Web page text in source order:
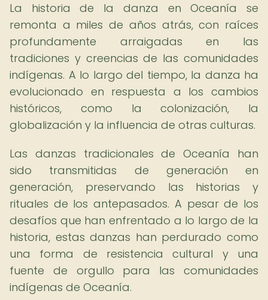
La historia de la danza en Oceanía se
remonta a miles de años atrás, con raíces
profundamente arraigadas en las
tradiciones y creencias de las comunidades
indígenas. A lo largo del tiempo, la danza ha
evolucionado en respuesta a los cambios
históricos, como la colonización, la
globalización y la influencia de otras culturas.
Las danzas tradicionales de Oceanía han
sido transmitidas de generación en
generación, preservando las historias y
rituales de los antepasados. A pesar de los
desafíos que han enfrentado a lo largo de la
historia, estas danzas han perdurado como
una forma de resistencia cultural y una
fuente de orgullo para las comunidades
indígenas de Oceanía.